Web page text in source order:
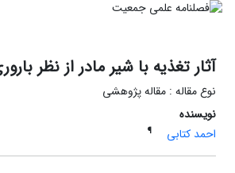
آثار تغذیه با شیر مادر از نظر
نوع مقاله : مقاله پژوهشی
نویسنده
احمد کتابی
¶